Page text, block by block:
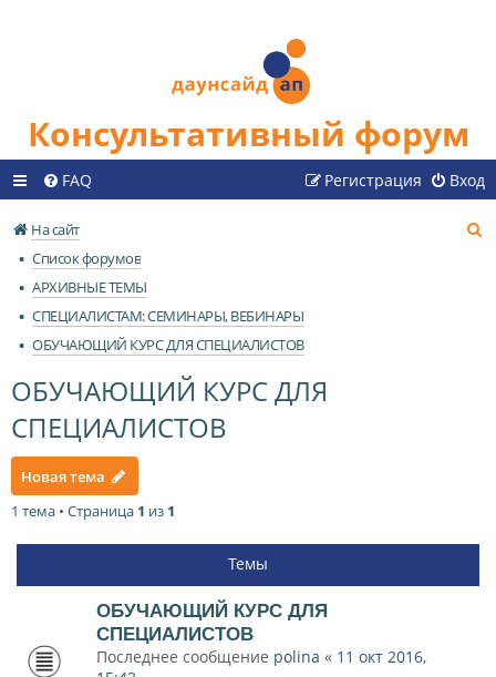
Консультативный форум
FAQ Вход
Регистрация
На сайт
Список форумов
АРХИВНЫЕ ТЕМЫ
СПЕЦИАЛИСТАМ: СЕМИНАРЫ, ВЕБИНАРЫ
ОБУЧАЮЩИЙ КУРС ДЛЯ СПЕЦИАЛИСТОВ
ОБУЧАЮЩИЙ КУРС ДЛЯ
СПЕЦИАЛИСТОВ
Новая тема
1 тема • Страница 1 из 1
Темы
ОБУЧАЮЩИЙ КУРС ДЛЯ
СПЕЦИАЛИСТОВ
Последнее сообщение polina « 11 окт 2016,